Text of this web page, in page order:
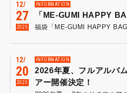
12
27
2025
INFORMATION
「ME-GUMI HAPPY
12
20
2025
INFORMATION
2026年夏、フルアルバ
アー開催決定！